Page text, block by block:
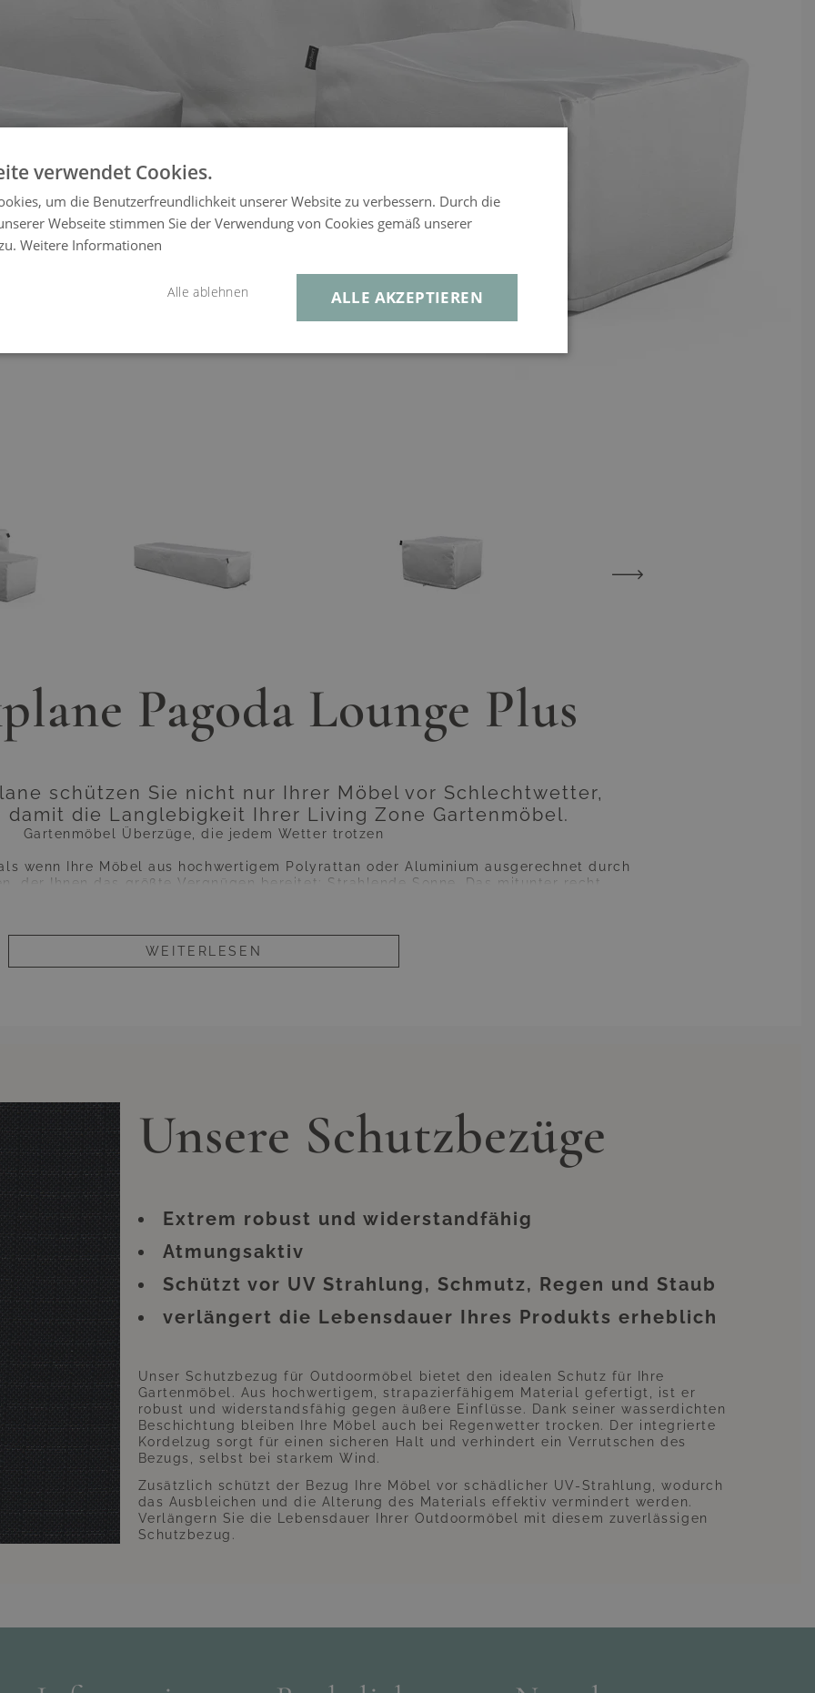
Pagoda Lounge Plus
schützen Sie nicht nur Ihrer Möbel vor Schlechtwetter,
die Langlebigkeit Ihrer Living Zone Gartenmöbel.
Gartenmöbel Überzüge, die jedem Wetter trotzen
wenn Ihre Möbel aus hochwertigem Polyrattan oder Aluminium ausgerechnet durch
der Ihnen das größte Vergnügen bereitet: Strahlende Sonne. Das mitunter recht
Keller schleppen müssen. Allerdings kann ein ansehnlicher Überzug, sofern Sie die
gerade in Benutzung haben, die Lebensdauer maßgeblich verlängern.
länger an. Die Überwürfe trotzen zu heftiger Einstrahlung von Sonne und anderen
Gerade an diesem Zubehör sollten Sie also keinesfalls sparen. Diese kleine
auszahlen, so dass Sie sich lange Zeit an Ihren wie neu aussehenden Möbeln werden
Überzüge aufgrund der UV-Strahlung farblich verändern können. Dies beeinträchtigt
noch die Langlebigkeit des Überzugs. Der Überzug besteht aus Polyester.
WEITERLESEN
Unsere Schutzbezüge
Extrem robust und widerstandfähig
Atmungsaktiv
Schützt vor UV Strahlung, Schmutz, Regen und Staub
verlängert die Lebensdauer Ihres Produkts erheblich
Unser Schutzbezug für Outdoormöbel bietet den idealen Schutz für Ihre
Gartenmöbel. Aus hochwertigem, strapazierfähigem Material gefertigt, ist er
robust und widerstandsfähig gegen äußere Einflüsse. Dank seiner wasserdichten
Beschichtung bleiben Ihre Möbel auch bei Regenwetter trocken. Der integrierte
Kordelzug sorgt für einen sicheren Halt und verhindert ein Verrutschen des
Bezugs, selbst bei starkem Wind.
Zusätzlich schützt der Bezug Ihre Möbel vor schädlicher UV-Strahlung, wodurch
das Ausbleichen und die Alterung des Materials effektiv vermindert werden.
Verlängern Sie die Lebensdauer Ihrer Outdoormöbel mit diesem zuverlässigen
Schutzbezug.
verwendet Cookies.
um die Benutzerfreundlichkeit unserer Website zu verbessern. Durch die
Webseite stimmen Sie der Verwendung von Cookies gemäß unserer
Weitere Informationen
ALLE AKZEPTIEREN
Alle ablehnen